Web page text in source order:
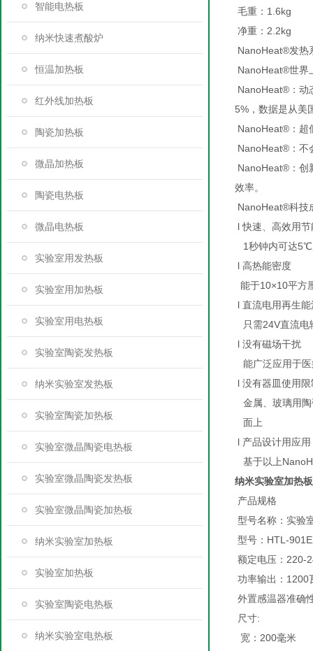
智能电热板
纳米快速煮酸炉
恒温加热板
红外线加热板
陶瓷加热板
微晶加热板
陶瓷电热板
微晶电热板
实验室用发热板
实验室用加热板
实验室用电热板
实验室陶瓷发热板
纳米实验室发热板
实验室陶瓷加热板
实验室微晶陶瓷电热板
实验室微晶陶瓷发热板
实验室微晶陶瓷加热板
纳米实验室加热板
实验室加热板
实验室陶瓷电热板
纳米实验室电热板
毛重：1.6kg
净重：2.2kg
NanoHeat®发热
NanoHeat®世界
NanoHeat®：动
5%，数据是从美
NanoHeat®：超
NanoHeat®：不
NanoHeat®：创
效率。
NanoHeat®科技
l 快速、高效用
1秒钟内可达5℃
l 高热能密度
能于10×10平方
l 直流电用再生
只需24V直流电
l 没有磁场干扰
能广泛应用于
l 没有器皿使用限
金属、玻璃用
面上
l 产品设计用应用
基于以上
纳米实验室加热板
产品规格
型号名称：实验
型号：HTL-
额定电压：220-
功率输出：1200
外置感温器准确
尺寸:
宽：200毫米